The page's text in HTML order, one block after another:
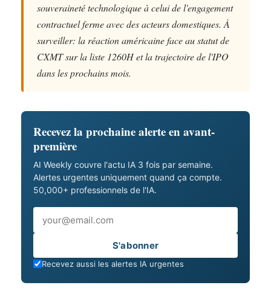
souveraineté technologique à celui de l'engagement
contractuel ferme avec des acteurs domestiques. À
surveiller: la réaction américaine face au statut de
CXMT sur la liste 1260H et la trajectoire de l'IPO
dans les prochains mois.
Recevez la prochaine alerte en avant-
première
AI Weekly couvre l'actu IA 3 fois par semaine.
Alertes urgentes uniquement quand ça compte.
50,000+ professionnels de l'IA.
S'abonner
Recevez aussi les alertes IA urgentes